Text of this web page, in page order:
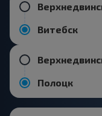
Витебск
Полоцк